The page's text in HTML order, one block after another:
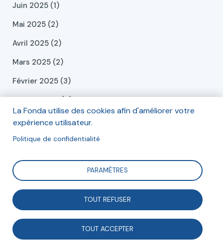
Juin 2025 (1)
Mai 2025 (2)
Avril 2025 (2)
Mars 2025 (2)
Février 2025 (3)
Janvier 2025 (4)
Décembre 2024 (6)
Novembre 2024 (1)
Septembre 2024 (2)
Juillet 2024 (2)
Juin 2024 (2)
Mai 2024 (2)
La Fonda utilise des cookies afin d'améliorer votre
expérience utilisateur.
Politique de confidentialité
PARAMÈTRES
TOUT REFUSER
TOUT ACCEPTER